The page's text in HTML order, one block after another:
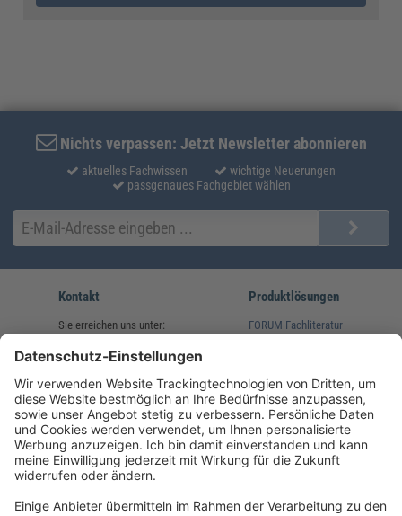
Nichts verpassen: Jetzt Newsletter abonnieren
aktuelles Fachwissen
wichtige Neuerungen
passgenaues Fachgebiet wählen
Kontakt
Sie erreichen uns unter:
(08233) 38 11 23
service@forum-verlag.com
Mo-Do 07:30 - 17:00 Uhr
Fr 07:30 - 15:00 Uhr
Produktlösungen
FORUM Fachliteratur
Folgen Sie uns